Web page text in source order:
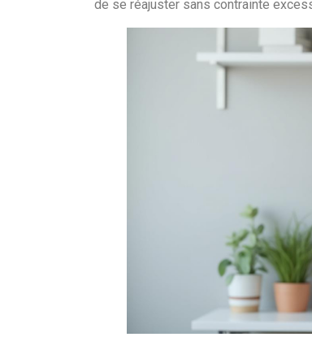
de se réajuster sans contrainte